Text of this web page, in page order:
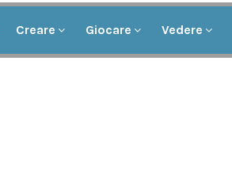
Creare Giocare Vedere